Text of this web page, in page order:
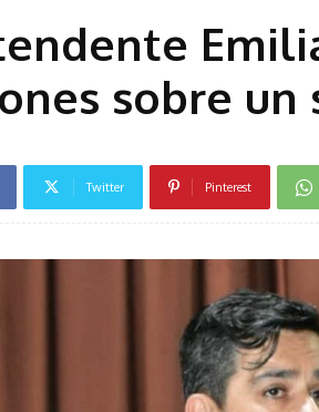
sobre
Twitter Pinterest